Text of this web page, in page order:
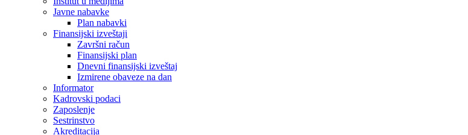
Javne nabavke
Plan nabavki
Finansijski izveštaji
Završni račun
Finansijski plan
Dnevni finansijski izveštaj
Izmirene obaveze na dan
Informator
Kadrovski podaci
Zaposlenje
Sestrinstvo
Akreditacija